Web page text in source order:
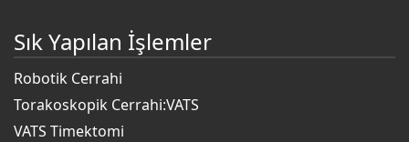
Sık Yapılan İşlemler
Robotik Cerrahi
Torakoskopik Cerrahi:VATS
VATS Timektomi